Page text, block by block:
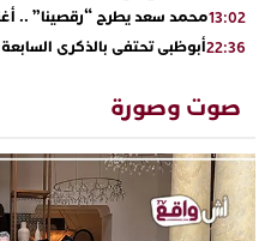
13:02محمد سعد يطرح “رقصينا” ..
22:36أبوظبي تحتفي بالذكرى
13:30دنيا بوطازوت تواصل تألقها
“كوفرة فالغيس”
19:11يقظة أمنية تنهي كابوس الفتاة
رهينتين من قبضة ذي سوابق
17:27اتحاد المقاولات الإعلامية
الإعلامي سعيد بلفقير في دورة
صوت وصورة